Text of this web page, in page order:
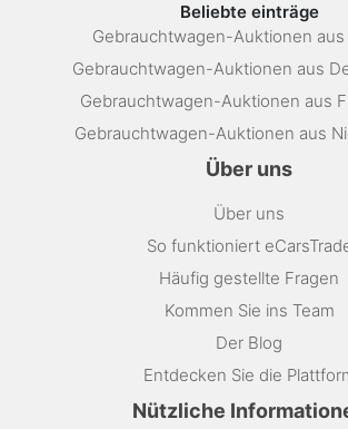
Beliebte einträge
Gebrauchtwagen-Auktionen aus
Gebrauchtwagen-Auktionen aus
Gebrauchtwagen-Auktionen aus
Gebrauchtwagen-Auktionen aus
Über uns
Über uns
So funktioniert
Häufig gestellte Fragen
Kommen Sie ins Team
Der Blog
Entdecken Sie die
Nützliche